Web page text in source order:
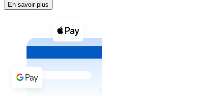
Voir toutes
Coupons crypto
Achetez des cryptomonnaies en espèces et d'autres
Acheter avec espèces
Virement SEPA
En savoir plus